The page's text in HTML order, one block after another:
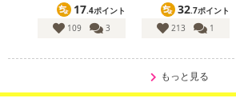
・原産国（最終加工地）：日本
・原材料/材質/素材：木炭（針葉樹）、不織
レン）
・商品サイズ：45cm×45cm 厚み約7cm
・商品重量：約1.3kg/袋
17.4ポイント
109
3
32.7ポイント
213
1
もっと見る